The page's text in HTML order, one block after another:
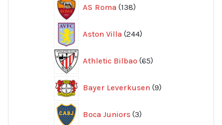
AS Roma 138
produkter
Aston Villa 244
produkter
Athletic Bilbao 65
produkter
Bayer Leverkusen 9
produkter
Boca Juniors 3
produkter